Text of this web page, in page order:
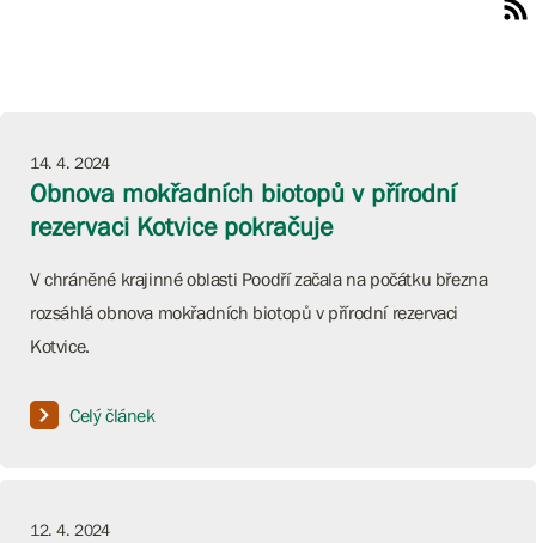
14. 4. 2024
Obnova mokřadních biotopů v přírodní
rezervaci Kotvice pokračuje
V chráněné krajinné oblasti Poodří začala na počátku března
rozsáhlá obnova mokřadních biotopů v přírodní rezervaci
Kotvice.
Celý článek
12. 4. 2024